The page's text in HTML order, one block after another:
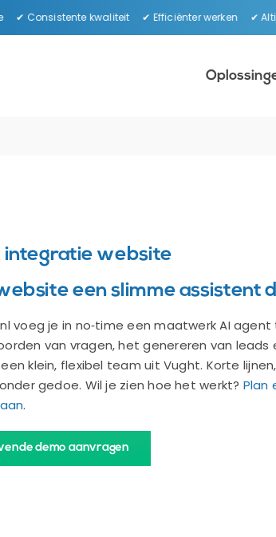
kwaliteit ✔ Efficiënter werken ✔
integratie website
een slimme assistent
voeg je in no‑time een maatwerk AI
van vragen, het genereren van leads
klein, flexibel team uit Vught. Korte
gedoe. Wil je zien hoe het werkt? Plan
.
demo aanvragen